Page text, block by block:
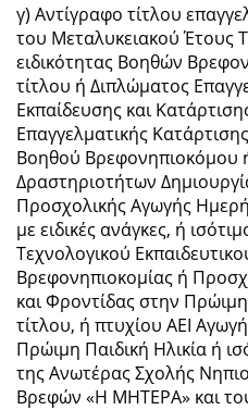
γ) Αντίγραφο τίτλου
του Μεταλυκειακού Έτους
ειδικότητας Βοηθών
τίτλου ή Διπλώματος
Εκπαίδευσης και
Επαγγελματικής
Βοηθού Βρεφονηπιοκόμου
Δραστηριοτήτων
Προσχολικής Αγωγής
με ειδικές ανάγκες, ή
Τεχνολογικού
Βρεφονηπιοκομίας ή
και Φροντίδας στην
τίτλου, ή πτυχίου ΑΕΙ
Πρώιμη Παιδική Ηλικία ή
της Ανωτέρας Σχολής
Βρεφών «Η ΜΗΤΕΡΑ» και